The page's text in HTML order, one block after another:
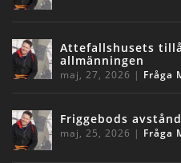
Attefallshusets
allmänningen
maj, 27, 2026 | Fråga
Friggebods
maj, 25, 2026 | Fråga